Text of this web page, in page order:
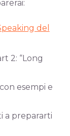
del
2: “Long
esempi e
a prepararti